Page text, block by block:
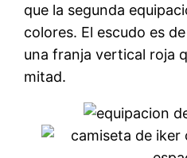
que la segunda
colores. El escudo es
una franja vertical roja
mitad.